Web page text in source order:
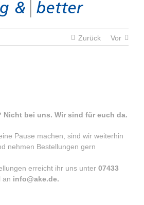
Zurück Vor
Nicht bei uns. Wir sind für euch da.
Pause machen, sind wir weiterhin
nehmen Bestellungen gern
erreicht ihr uns unter 07433
an info@ake.de.